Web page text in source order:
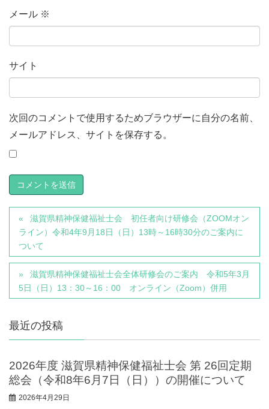
メール ※
サイト
次回のコメントで使用するためブラウザーに自分の名前、
メールアドレス、サイトを保存する。
滋賀県精神保健福祉士会 初任者向け研修会（ZOOMオン
ライン）令和4年9月18日（日）13時～16時30分のご案内に
ついて
滋賀県精神保健福祉士会全体研修会のご案内 令和5年3月
5日（日）13：30～16：00 オンライン（Zoom）併用
最近の投稿
2026年度 滋賀県精神保健福祉士会 第 26回定期
総会（令和8年6月7日（日））の開催について
2026年4月29日